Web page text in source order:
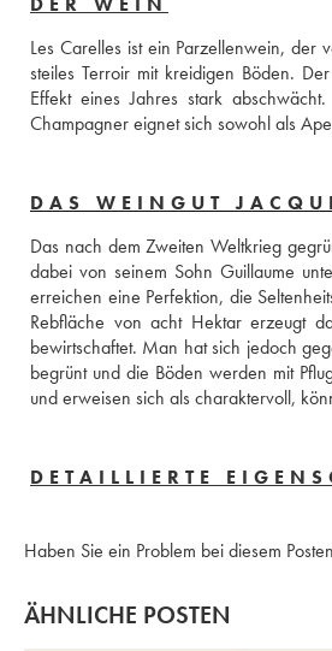
Les Carelles ist ein Parzellenwein, der
steiles Terroir mit kreidigen Böden.
Effekt eines Jahres stark
Champagner eignet sich sowohl als
DAS WEINGUT
Das nach dem Zweiten Weltkrieg
dabei von seinem Sohn Guillaume
erreichen eine Perfektion, die
Rebfläche von acht Hektar erzeugt
bewirtschaftet. Man hat sich jedoch
begrünt und die Böden werden mit
und erweisen sich als charaktervoll,
DETAILLIERTE
Haben Sie ein Problem bei diesem
ÄHNLICHE POSTEN